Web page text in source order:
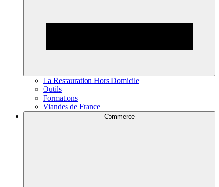
La Restauration Hors Domicile
Outils
Formations
Viandes de France
Commerce